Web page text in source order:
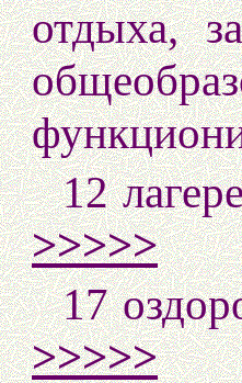
отдыха,
12
>>>>>
17
>>>>>